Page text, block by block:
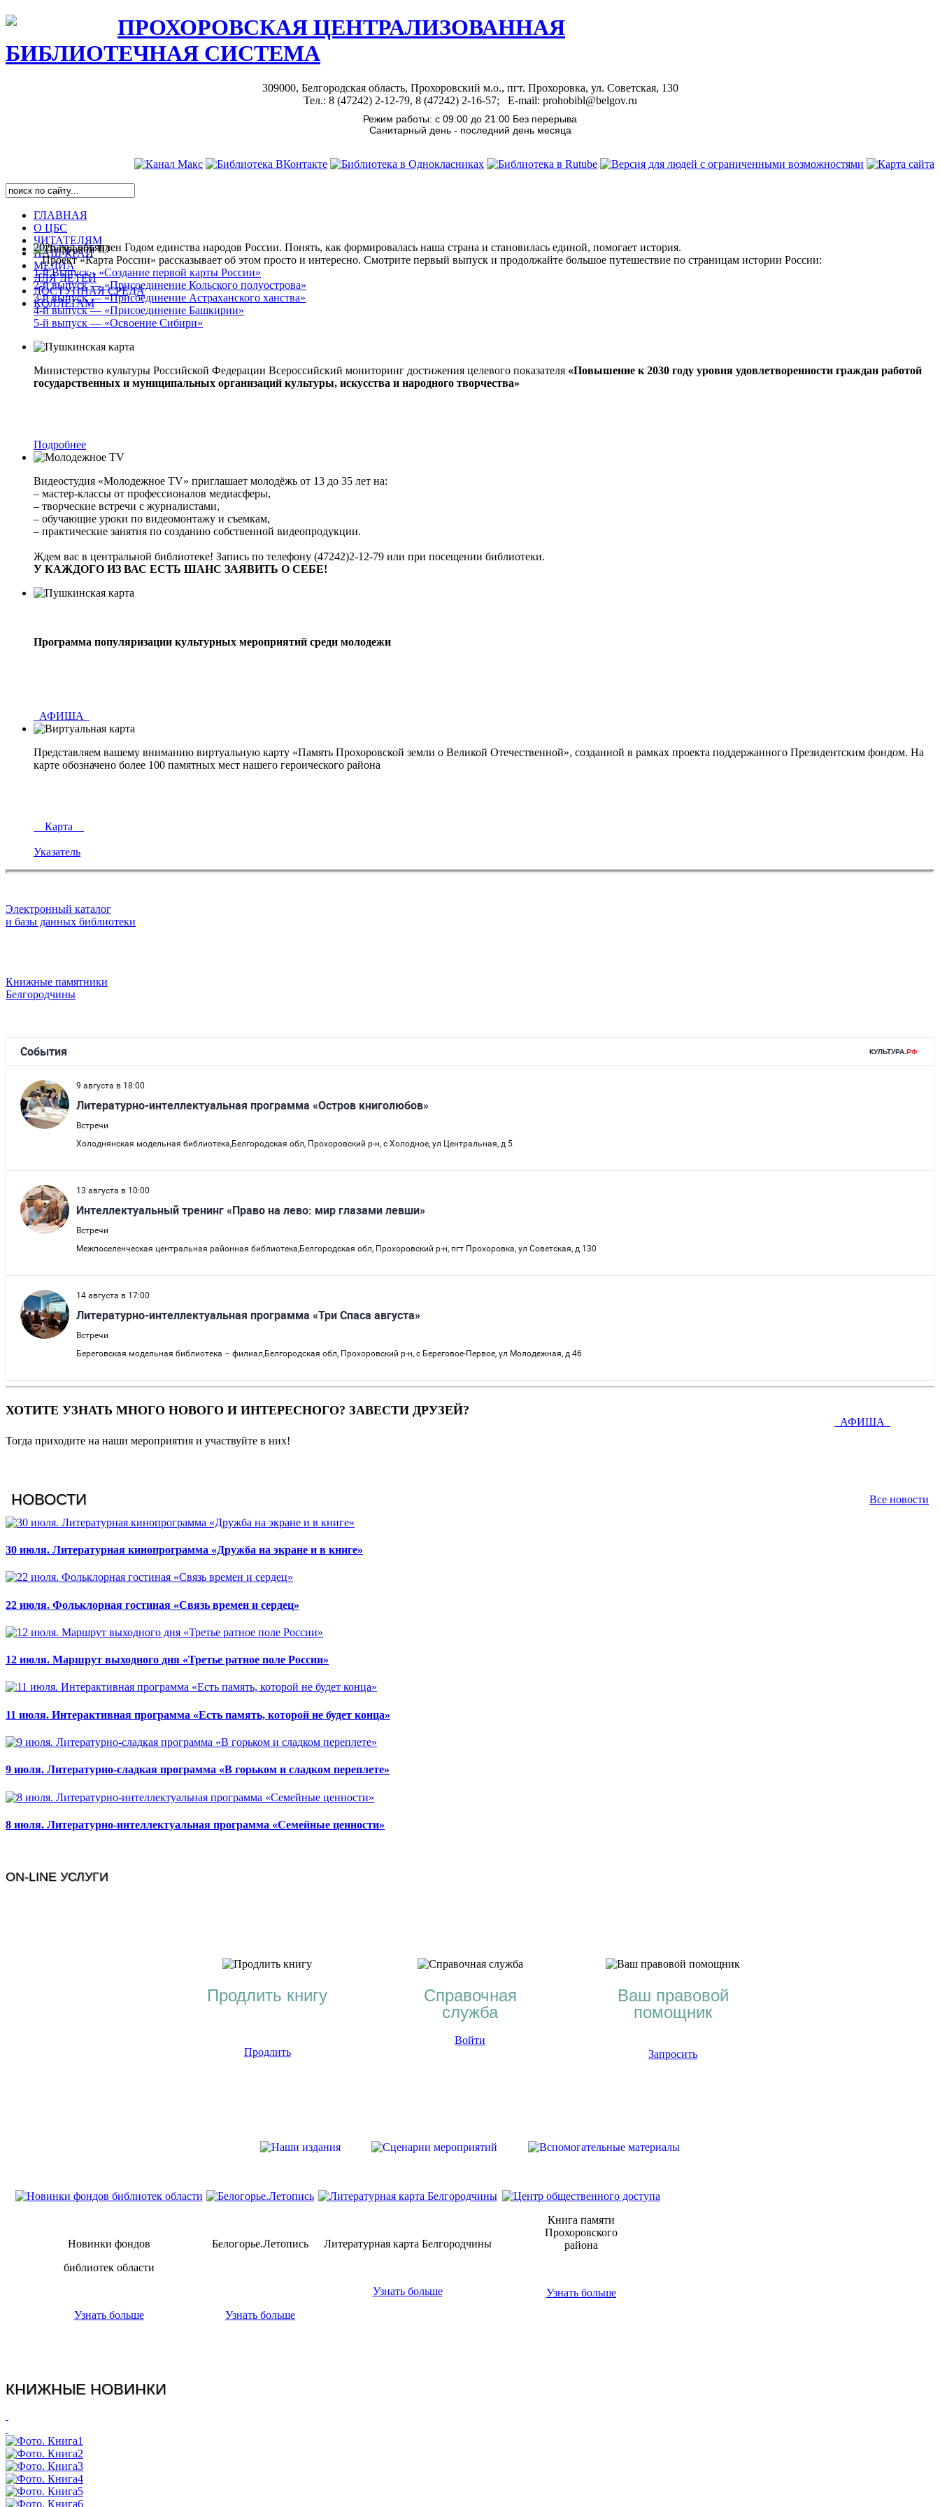
ПРОХОРОВСКАЯ ЦЕНТРАЛИЗОВАННАЯ
БИБЛИОТЕЧНАЯ СИСТЕМА
309000, Белгородская область, Прохоровский м.о., пгт. Прохоровка, ул. Советская, 130
Тел.: 8 (47242) 2-12-79, 8 (47242) 2-16-57; E-mail: prohobibl@belgov.ru
Режим работы: с 09:00 до 21:00 Без перерыва
Санитарный день - последний день месяца
ГЛАВНАЯ
О ЦБС
ЧИТАТЕЛЯМ
НАШ КРАЙ
МЕДИА
ДЛЯ ДЕТЕЙ
ДОСТУПНАЯ СРЕДА
КОЛЛЕГАМ
2026 год объявлен Годом единства народов России. Понять, как формировалась наша страна и становилась единой, помогает история.
Проект «Карта России» рассказывает об этом просто и интересно. Смотрите первый выпуск и продолжайте большое путешествие по страницам истории России:
1-й Выпуск - «Создание первой карты России»
2-й выпуск — «Присоединение Кольского полуострова»
3-й выпуск — «Присоединение Астраханского ханства»
4-й выпуск — «Присоединение Башкирии»
5-й выпуск — «Освоение Сибири»
Министерство культуры Российской Федерации Всероссийский мониторинг достижения целевого показателя «Повышение к 2030 году уровня удовлетворенности граждан работой
государственных и муниципальных организаций культуры, искусства и народного творчества»
Подробнее
Видеостудия «Молодежное TV» приглашает молодёжь от 13 до 35 лет на:
– мастер-классы от профессионалов медиасферы,
– творческие встречи с журналистами,
– обучающие уроки по видеомонтажу и съемкам,
– практические занятия по созданию собственной видеопродукции.
Ждем вас в центральной библиотеке! Запись по телефону (47242)2-12-79 или при посещении библиотеки.
У КАЖДОГО ИЗ ВАС ЕСТЬ ШАНС ЗАЯВИТЬ О СЕБЕ!
Программа популяризации культурных мероприятий среди молодежи
АФИША
Представляем вашему вниманию виртуальную карту «Память Прохоровской земли о Великой Отечественной», созданной в рамках проекта поддержанного Президентским фондом. На
карте обозначено более 100 памятных мест нашего героического района
Карта
Указатель
Электронный каталог
и базы данных библиотеки
Книжные памятники
Белгородчины
ХОТИТЕ УЗНАТЬ МНОГО НОВОГО И ИНТЕРЕСНОГО? ЗАВЕСТИ ДРУЗЕЙ?
Тогда приходите на наши мероприятия и участвуйте в них!
АФИША
НОВОСТИ Все новости
30 июля. Литературная кинопрограмма «Дружба на экране и в книге»
22 июля. Фольклорная гостиная «Связь времен и сердец»
12 июля. Маршрут выходного дня «Третье ратное поле России»
11 июля. Интерактивная программа «Есть память, которой не будет конца»
9 июля. Литературно-сладкая программа «В горьком и сладком переплете»
8 июля. Литературно-интеллектуальная программа «Семейные ценности»
ON-LINE УСЛУГИ
Продлить книгу
Продлить
Справочная
служба
Войти
Ваш правовой
помощник
Запросить
Новинки фондов
библиотек области
Узнать больше
Белогорье.Летопись
Узнать больше
Литературная карта Белгородчины
Узнать больше
Книга памяти
Прохоровского
района
Узнать больше
КНИЖНЫЕ НОВИНКИ